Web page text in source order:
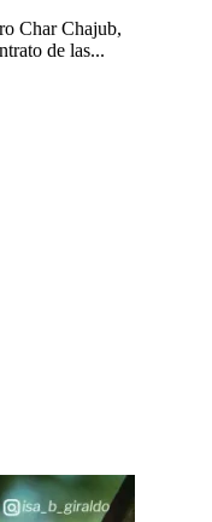
Char Chajub,
de las...